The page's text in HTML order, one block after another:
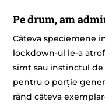
Pe drum, am
Câteva speciemene
lockdown-ul le-a
simț sau instinctul de
pentru o porție
rând câteva